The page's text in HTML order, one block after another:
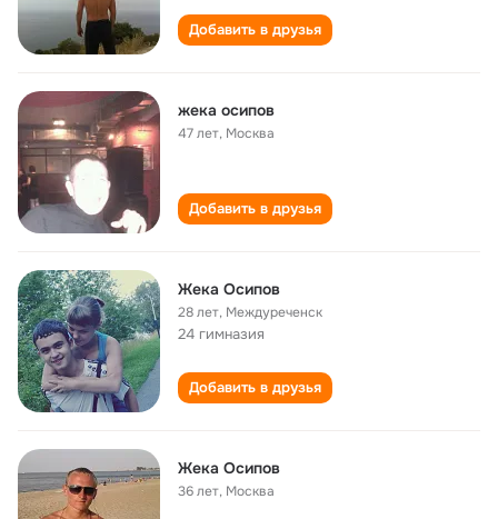
Добавить в друзья
жека осипов
47 лет, Москва
Добавить в друзья
Жека Осипов
28 лет, Междуреченск
24 гимназия
Добавить в друзья
Жека Осипов
36 лет, Москва